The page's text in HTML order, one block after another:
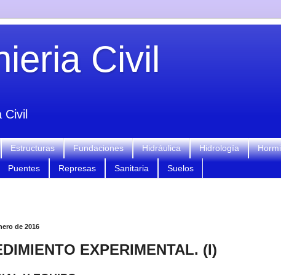
Civil
Estructuras Fundaciones Hidráulica Hidrología
Puentes Represas Sanitaria Suelos
de 2016
EXPERIMENTAL. (I)